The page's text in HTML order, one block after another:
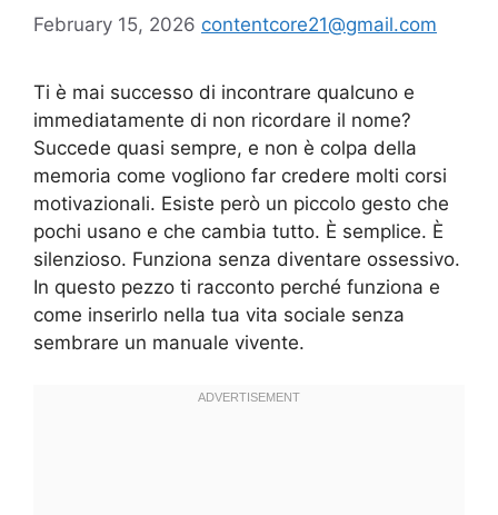
February 15, 2026 contentcore21@gmail.com
Ti è mai successo di incontrare qualcuno e
immediatamente di non ricordare il nome?
Succede quasi sempre, e non è colpa della
memoria come vogliono far credere molti corsi
motivazionali. Esiste però un piccolo gesto che
pochi usano e che cambia tutto. È semplice. È
silenzioso. Funziona senza diventare ossessivo.
In questo pezzo ti racconto perché funziona e
come inserirlo nella tua vita sociale senza
sembrare un manuale vivente.